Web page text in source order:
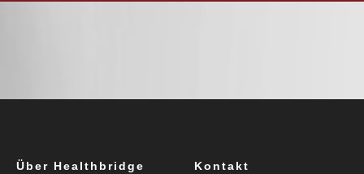
Über Healthbridge Kontakt